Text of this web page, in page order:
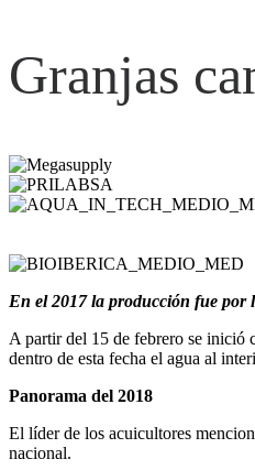
Granjas
En el 2017 la producción fue por
A partir del 15 de febrero se inició
dentro de esta fecha el agua al
Panorama del 2018
El líder de los acuicultores
nacional.